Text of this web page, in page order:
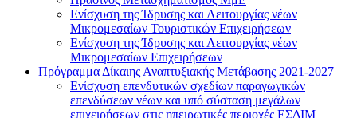
Ενίσχυση της Ίδρυσης και Λειτουργίας νέων
Μικρομεσαίων Τουριστικών Επιχειρήσεων
Ενίσχυση της Ίδρυσης και Λειτουργίας νέων
Μικρομεσαίων Επιχειρήσεων
Πρόγραμμα Δίκαιης Αναπτυξιακής Μετάβασης 2021-2027
Ενίσχυση επενδυτικών σχεδίων παραγωγικών
επενδύσεων νέων και υπό σύσταση μεγάλων
επιχειρήσεων στις ηπειρωτικές περιοχές ΕΣΔΙΜ